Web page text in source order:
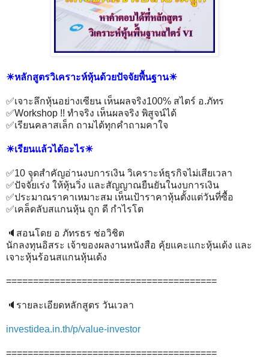
☀หลักสูตรวิเคราะห์หุ้นด้วยปัจจัยพื้นฐาน☀
✅เจาะลึกหุ้นอย่างเซียน เห็นผลจริง100% สไตร์ อ.ภัทร
✅Workshop !! ทำจริง เห็นผลจริง พิสูจน์ได้
✅เรียนคลาสเล็ก ถามได้ทุกคำถามคาใจ
☀เรียนแล้วได้อะไร☀
✅10 จุุดสำคัญอ่านงบการเงิน วิเคราะห์ธุรกิจไม่เสียเวลา
✅ปัจจัยเร่ง ให้หุ้นวิ่ง และสัญญาณยืนยันในงบการเงิน
✅ประมาณราคาเหมาะสม เห็นเป้าราคาหุ้นตั้งแต่วันที่ซื้อ
✅เคล็ดลับสแกนหุ้น ถูก ดี กำไรโต
🔈สอนโดย อ ภัทรธร ช่อวิชิต
นักลงทุนอิสระ เจ้าของผลงานหนังสือ คุ้ยแคะแกะหุ้นเด้ง และ
เจาะหุ้นร้อนสแกนหุ้นเด้ง
=======================================
🔈รายละเอียดหลักสูตร วันเวลา
investidea.in.th/p/value-investor
=======================================